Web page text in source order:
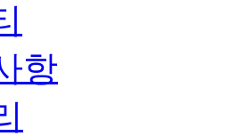
항